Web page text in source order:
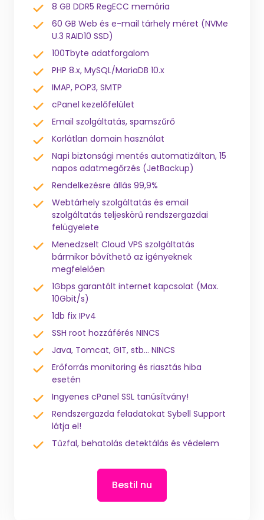
8 GB DDR5 RegECC memória
60 GB Web és e-mail tárhely méret (NVMe
U.3 RAID10 SSD)
100Tbyte adatforgalom
PHP 8.x, MySQL/MariaDB 10.x
IMAP, POP3, SMTP
cPanel kezelőfelület
Email szolgáltatás, spamszűrő
Korlátlan domain használat
Napi biztonsági mentés automatizáltan, 15
napos adatmegőrzés (JetBackup)
Rendelkezésre állás 99,9%
Webtárhely szolgáltatás és email
szolgáltatás teljeskörű rendszergazdai
felügyelete
Menedzselt Cloud VPS szolgáltatás
bármikor bővíthető az igényeknek
megfelelően
1Gbps garantált internet kapcsolat (Max.
10Gbit/s)
1db fix IPv4
SSH root hozzáférés NINCS
Java, Tomcat, GIT, stb... NINCS
Erőforrás monitoring és riasztás hiba
esetén
Ingyenes cPanel SSL tanúsítvány!
Rendszergazda feladatokat Sybell Support
látja el!
Tűzfal, behatolás detektálás és védelem
Bestil nu